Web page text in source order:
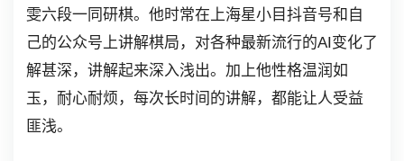
雯六段一同研棋。他时常在上海星小目抖音号和自
己的公众号上讲解棋局，对各种最新流行的AI变化了
解甚深，讲解起来深入浅出。加上他性格温润如
玉，耐心耐烦，每次长时间的讲解，都能让人受益
匪浅。